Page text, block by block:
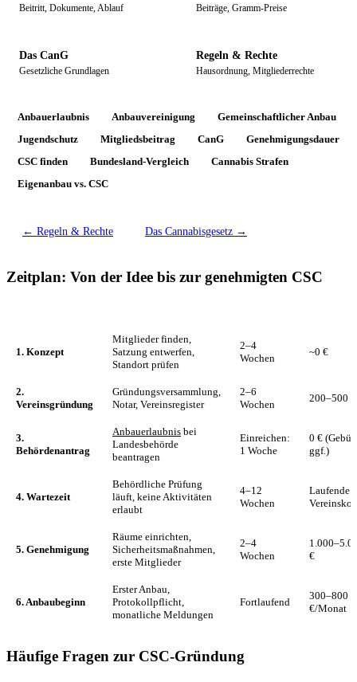
Beitritt, Dokumente, Ablauf Beiträge, Gramm-Preise
Das CanG
Gesetzliche Grundlagen
Regeln & Rechte
Hausordnung, Mitgliederrechte
Anbauerlaubnis Anbauvereinigung
Gemeinschaftlicher Anbau
Jugendschutz
Mitgliedsbeitrag CanG
Genehmigungsdauer
CSC finden
Bundesland-Vergleich
Cannabis Strafen
Eigenanbau vs. CSC
← Regeln & Rechte Das Cannabisgesetz →
Zeitplan: Von der Idee bis zur genehmigten CSC
1. Konzept
Mitglieder finden,
Satzung entwerfen,
Standort prüfen
2–4
Wochen
~0 €
2.
Vereinsgründung
Gründungsversammlung,
Notar, Vereinsregister
2–6
Wochen
200–500 €
3.
Behördenantrag
Anbauerlaubnis bei
Landesbehörde
beantragen
Einreichen:
1 Woche
0 €
ggf.)
4. Wartezeit
Behördliche Prüfung
läuft, keine Aktivitäten
erlaubt
4–12
Wochen
Laufende
5. Genehmigung
Räume einrichten,
Sicherheitsmaßnahmen,
erste Mitglieder
2–4
Wochen
€
6. Anbaubeginn
Erster Anbau,
Protokollpflicht,
monatliche Meldungen
Fortlaufend
300–800
€/Monat
Häufige Fragen zur CSC-Gründung